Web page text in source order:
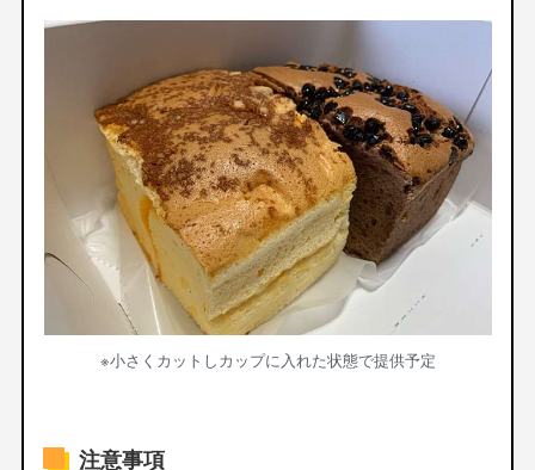
※小さくカットしカップに入れた状態で提供予定
注意事項